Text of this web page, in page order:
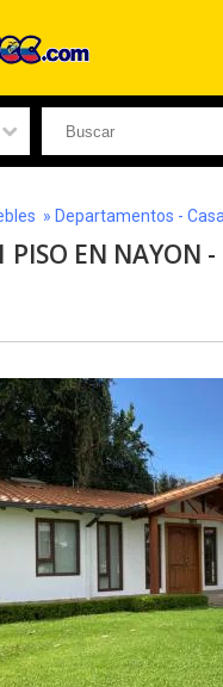
» Departamentos -
PISO EN NAYON